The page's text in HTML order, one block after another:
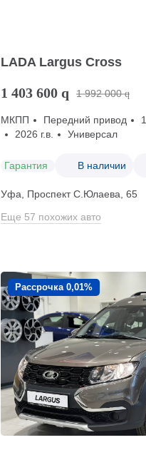
LADA Largus Cross
1 403 600 q 1 992 000 q
МКПП Передний привод
2026 г.в.
Универсал
Гарантия В наличии
Уфа, Проспект С.Юлаева, 65
Еще 57 похожих авто
Рассрочка 0,01%